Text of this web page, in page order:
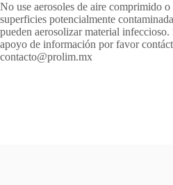
No use aerosoles de aire comprimido
superficies potencialmente
pueden aerosolizar material
apoyo de información por favor
contacto@prolim.mx